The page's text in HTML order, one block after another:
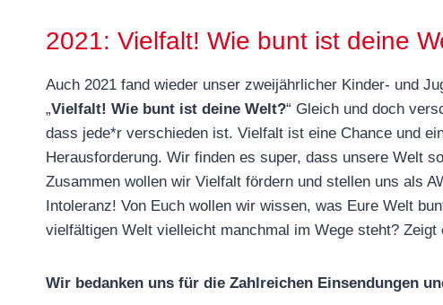
2021: Vielfalt! Wie bunt ist deine
Auch 2021 fand wieder unser zweijährlicher Kinder- und
„Vielfalt! Wie bunt ist deine Welt?“ Gleich und doch
dass jede*r verschieden ist. Vielfalt ist eine Chance und
Herausforderung. Wir finden es super, dass unsere Welt
Zusammen wollen wir Vielfalt fördern und stellen uns als
Intoleranz! Von Euch wollen wir wissen, was Eure Welt
vielfältigen Welt vielleicht manchmal im Wege steht? Zeigt
Wir bedanken uns für die Zahlreichen Einsendungen